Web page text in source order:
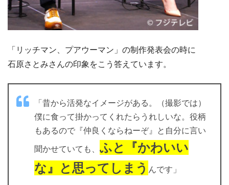
「リッチマン、プアウーマン」の制作発表会の時に
石原さとみさんの印象をこう答えています。
「昔から活発なイメージがある。（撮影では）
僕に食って掛かってくれたらうれしいな。役柄
もあるので『仲良くならねーぞ』と自分に言い
聞かせていても、 ふと『かわいい
な』と思ってしまう んです」